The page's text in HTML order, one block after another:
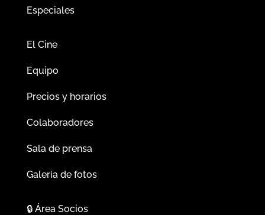
Especiales
El Cine
Equipo
Precios y horarios
Colaboradores
Sala de prensa
Galería de fotos
🔒Área Socios